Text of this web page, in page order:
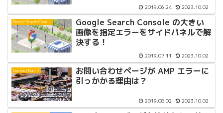
2019.06.24 2023.10.02
Google Search Console
Google Search Console の大きい
画像を指定エラーをサイドパネルで解
決する！
2019.07.11 2023.10.02
Contact Form 7
お問い合わせページが AMP エラーに
引っかかる理由は？
2019.08.02 2023.10.02